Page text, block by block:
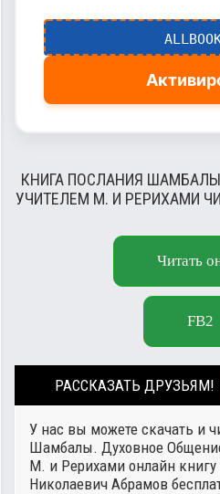
КНИГА ПОСЛАНИЯ
УЧИТЕЛЕМ М. И РЕРИХАМИ
Читать
FB2
РАССКАЗАТЬ ДРУЗЬЯМ!
У нас вы можете скачать и
Шамбалы. Духовное
М. и Рерихами онлайн книгу
Николаевич Абрамов